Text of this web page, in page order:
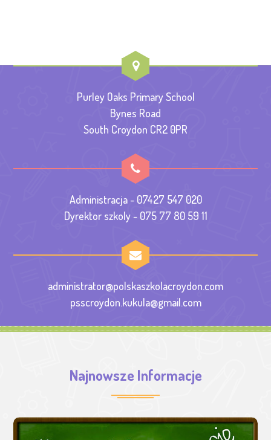
Purley Oaks Primary School
Bynes Road
South Croydon CR2 0PR
Administracja - 07427 547 020
Dyrektor szkoly - 075 77 80 59 11
administrator@polskaszkolacroydon.com
psscroydon.kukula@gmail.com
Najnowsze Informacje